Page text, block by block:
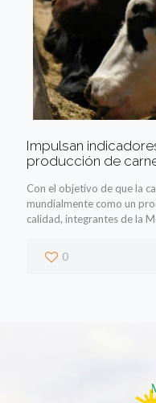
Impulsan
producción de
Con el objetivo de que la
mundialmente como un
calidad, integrantes de la
0